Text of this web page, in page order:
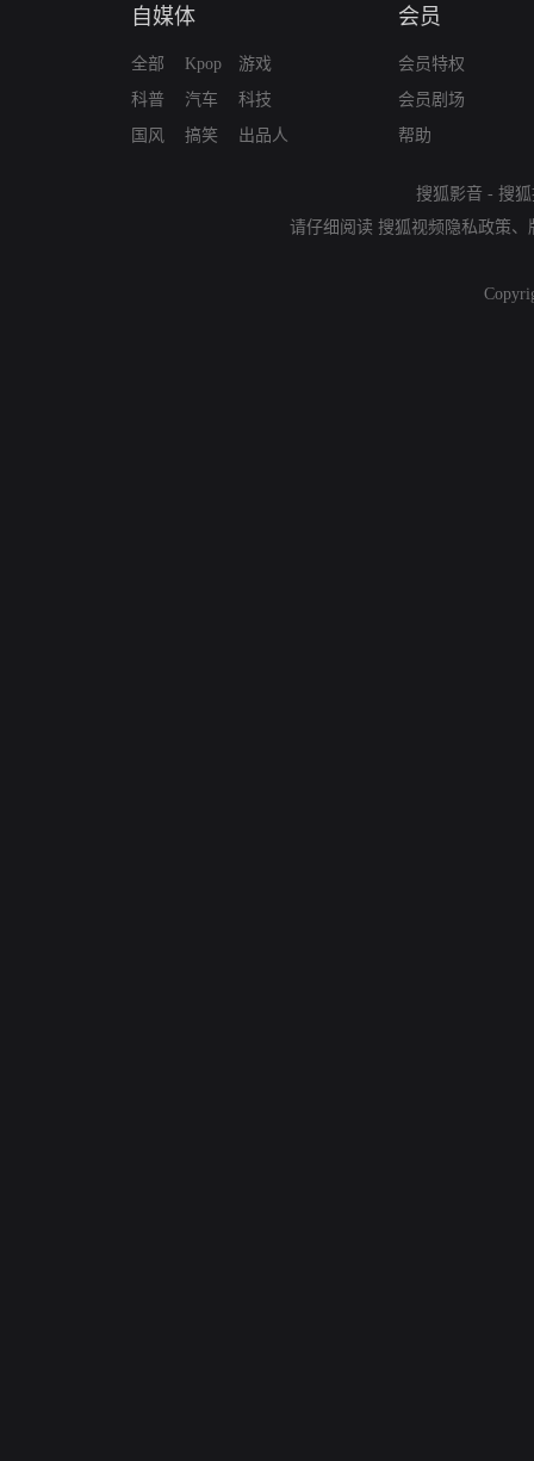
自媒体
全部
科普
国风
Kpop
汽车
搞笑
游戏
科技
出品人
会员
会员特权
会员剧场
帮助
搜狐影音 - 搜
请仔细阅读 搜狐视频隐私政策、